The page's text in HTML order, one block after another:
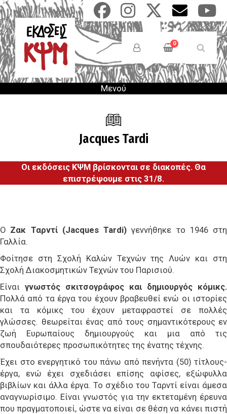
Παράκαμψη
προς
το
κυρίως
περιεχόμενο
Anonymous
Users
Menu
0
Μενού
Jacques Tardi
Οι εκδόσεις ΚΨΜ βρίσκονται σε διακοπές. Θα
επιστρέψουμε στις 31/8.
Ο Ζακ Ταρντί (Jacques Tardi)γεννήθηκε το 1946 στη
Γαλλία.
Φοίτησε στη Σχολή Καλών Τεχνών της Λυών και στη
Σχολή Διακοσμητικών Τεχνών του Παρισιού.
Είναι γνωστός σκιτσογράφος και δημιουργός κόμικς.
Πολλά από τα έργα του έχουν βραβευθεί ενώ οι ιστορίες
και τα κόμικς του έχουν μεταφραστεί σε πολλές
γλώσσες. θεωρείται ένας από τους σημαντικότερους εν
ζωή Ευρωπαίους δημιουργούς και μια από τις
σπουδαιότερες προσωπικότητες της ένατης τέχνης.
Έχει στο ενεργητικό του πάνω από πενήντα (50) τίτλους-
έργα, ενώ έχει σχεδιάσει επίσης αφίσες, εξώφυλλα
βιβλίων και άλλα έργα. Το σχέδιο του Ταρντί είναι άμεσα
αναγνωρίσιμο. Είναι γνωστός για την εκτεταμένη έρευνα
που πραγματοποιεί, ώστε να είναι σε θέση να κάνει πιστή